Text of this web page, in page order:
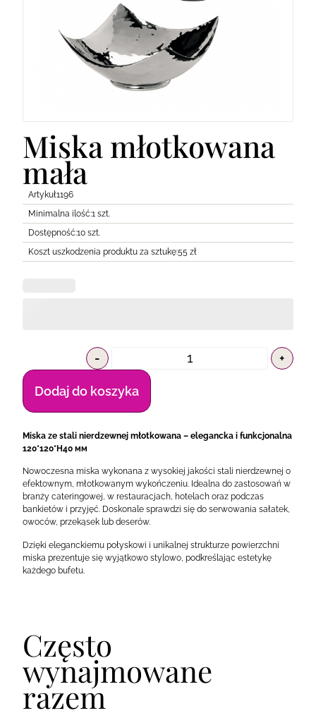
Lodówki Transport Pozostałe
Miska młotkowana
mała
Artykuł1196
Minimalna ilość:1 szt.
Dostępność:10 szt.
Koszt uszkodzenia produktu za sztukę:55 zł
- +
Dodaj do koszyka
Miska ze stali nierdzewnej młotkowana – elegancka i funkcjonalna
120*120*H40 мм
Nowoczesna miska wykonana z wysokiej jakości stali nierdzewnej o
efektownym, młotkowanym wykończeniu. Idealna do zastosowań w
branży cateringowej, w restauracjach, hotelach oraz podczas
bankietów i przyjęć. Doskonale sprawdzi się do serwowania sałatek,
owoców, przekąsek lub deserów.
Dzięki eleganckiemu połyskowi i unikalnej strukturze powierzchni
miska prezentuje się wyjątkowo stylowo, podkreślając estetykę
każdego bufetu.
Często
wynajmowane
razem